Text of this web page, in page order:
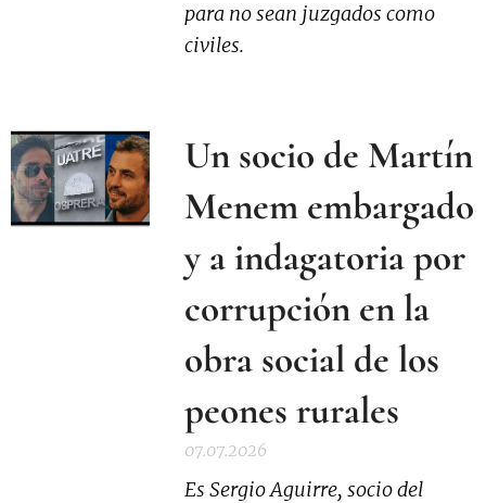
para no sean juzgados como
civiles.
Un socio de Martín
Menem embargado
y a indagatoria por
corrupción en la
obra social de los
peones rurales
07.07.2026
Es Sergio Aguirre, socio del